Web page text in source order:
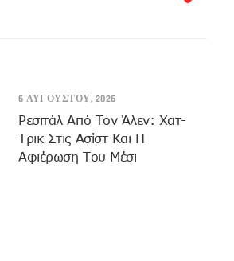
6 ΑΥΓΟΎΣΤΟΥ, 2026
Ρεσιτάλ Από Τον Άλεν: Χατ-
Τρικ Στις Ασίστ Και Η
Αφιέρωση Του Μέσι